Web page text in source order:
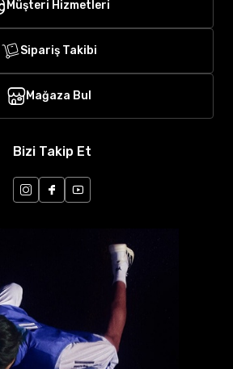
Müşteri Hizmetleri
Sipariş Takibi
Mağaza Bul
Bizi Takip Et